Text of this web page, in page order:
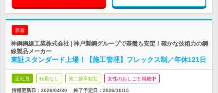
新着
神鋼鋼線工業株式会社 | 神戸製鋼グループで基盤も安定！確かな技術力の鋼
線製品メーカー
東証スタンダード上場！【施工管理】フレックス制／年休121日
正社員 転勤なし 第二新卒歓迎 女性のおしごと掲載中
情報更新日：2026/04/30 終了予定日： 2026/10/15